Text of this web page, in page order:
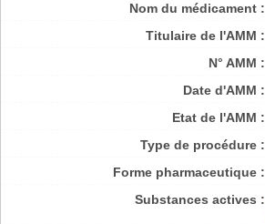
Nom du médicament :
Titulaire de l'AMM :
N° AMM :
Date d'AMM :
Etat de l'AMM :
Type de procédure :
Forme pharmaceutique :
Substances actives :